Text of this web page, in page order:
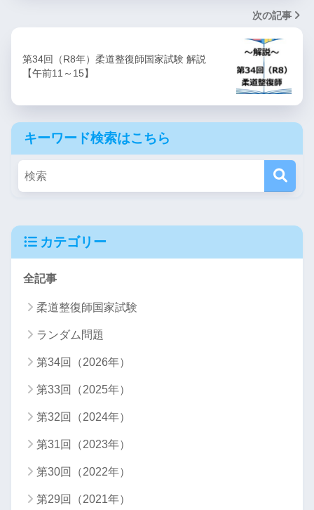
次の記事
第34回（R8年）柔道整復師国家試験 解説
【午前11～15】
キーワード検索はこちら
カテゴリー
全記事
柔道整復師国家試験
ランダム問題
第34回（2026年）
第33回（2025年）
第32回（2024年）
第31回（2023年）
第30回（2022年）
第29回（2021年）